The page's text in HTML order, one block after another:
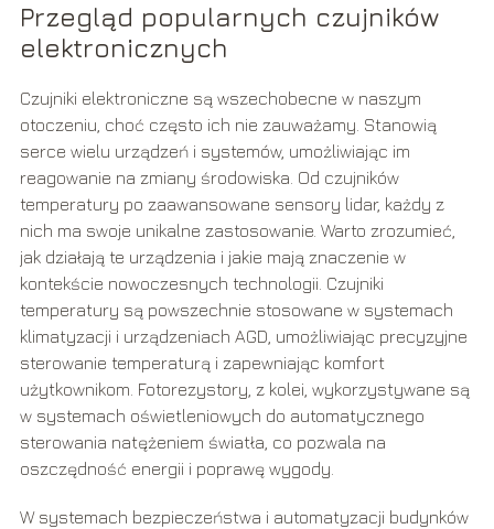
Przegląd popularnych czujników
elektronicznych
Czujniki elektroniczne są wszechobecne w naszym
otoczeniu, choć często ich nie zauważamy. Stanowią
serce wielu urządzeń i systemów, umożliwiając im
reagowanie na zmiany środowiska. Od czujników
temperatury po zaawansowane sensory lidar, każdy z
nich ma swoje unikalne zastosowanie. Warto zrozumieć,
jak działają te urządzenia i jakie mają znaczenie w
kontekście nowoczesnych technologii. Czujniki
temperatury są powszechnie stosowane w systemach
klimatyzacji i urządzeniach AGD, umożliwiając precyzyjne
sterowanie temperaturą i zapewniając komfort
użytkownikom. Fotorezystory, z kolei, wykorzystywane są
w systemach oświetleniowych do automatycznego
sterowania natężeniem światła, co pozwala na
oszczędność energii i poprawę wygody.
W systemach bezpieczeństwa i automatyzacji budynków